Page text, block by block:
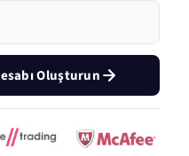
Oluşturun